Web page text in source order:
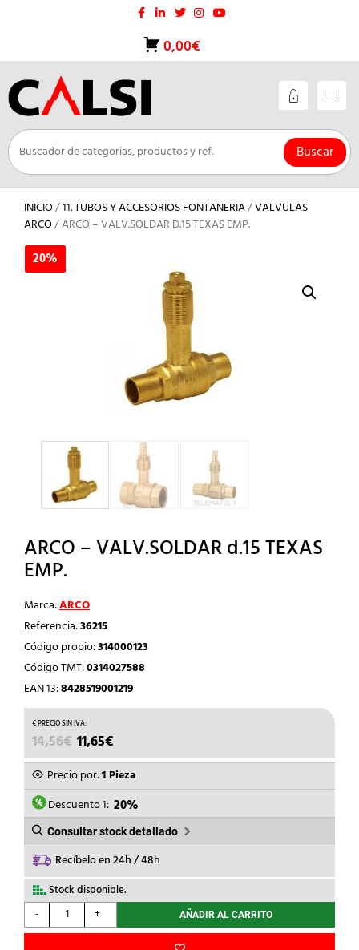
0,00€
Buscar
INICIO/11. TUBOS Y ACCESORIOS FONTANERIA/VALVULAS
ARCO/ ARCO – VALV.SOLDAR D.15 TEXAS EMP.
20%
ARCO – VALV.SOLDAR d.15 TEXAS
EMP.
Marca:ARCO
Referencia:36215
Código propio:314000123
Código TMT:0314027588
EAN 13:8428519001219
14,56€ EL
PRECIO
ORIGINAL
ERA:
14,56€.
11,65€
PRECIO
ACTUAL
ES:
11,65€.
Precio por:1 Pieza
Descuento 1: 20%
Consultar stock detallado
Recíbelo en 24h / 48h
Stock disponible.
-
ARCO
-
+ AÑADIR AL CARRITO
20%